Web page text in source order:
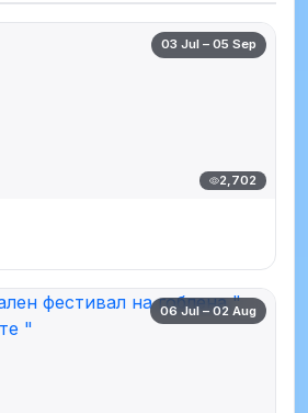
03 Jul – 05 Sep
2,702
06 Jul – 02 Aug